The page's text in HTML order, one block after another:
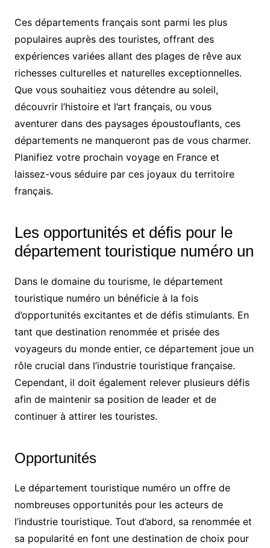
Ces départements français sont parmi les plus
populaires auprès des touristes, offrant des
expériences variées allant des plages de rêve aux
richesses culturelles et naturelles exceptionnelles.
Que vous souhaitiez vous détendre au soleil,
découvrir l’histoire et l’art français, ou vous
aventurer dans des paysages époustouflants, ces
départements ne manqueront pas de vous charmer.
Planifiez votre prochain voyage en France et
laissez-vous séduire par ces joyaux du territoire
français.
Les opportunités et défis pour le
département touristique numéro un
Dans le domaine du tourisme, le département
touristique numéro un bénéficie à la fois
d’opportunités excitantes et de défis stimulants. En
tant que destination renommée et prisée des
voyageurs du monde entier, ce département joue un
rôle crucial dans l’industrie touristique française.
Cependant, il doit également relever plusieurs défis
afin de maintenir sa position de leader et de
continuer à attirer les touristes.
Opportunités
Le département touristique numéro un offre de
nombreuses opportunités pour les acteurs de
l’industrie touristique. Tout d’abord, sa renommée et
sa popularité en font une destination de choix pour